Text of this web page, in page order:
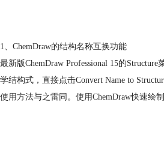
1、ChemDraw的结构名称互换功能
最新版ChemDraw Professional 15的
学结构式，直接点击Convert Name to
使用方法与之雷同。使用ChemDraw快速绘